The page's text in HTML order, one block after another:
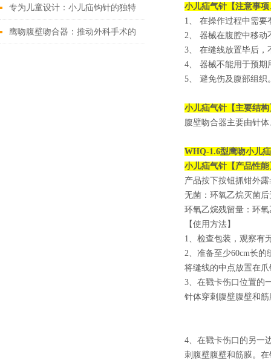
门无损检测
专为儿童设计：小儿疝钩针的独特
之处
鹰吻腹壁吻合器：推动外科手术的
小儿疝气针 【注意事
1、 在操作过程中需要
2、 器械在腹腔中移动
3、 在缝线放置毕后，
4、 器械不能用于预期
5、 避免伤及腹部组织
小儿疝气针 【主要结
腹壁吻合器主要由针
WHQ-1.6型鹰吻小儿
小儿疝气针 【产品性
产品按下按钮抓钳外
无菌：环氧乙烷灭菌后
环氧乙烷残留量：环
【使用方法】
1、检查包装，观察有
2、准备至少60cm长
将缝线的中点放置在
3、在戳卡伤口位置的
针体穿刺腹壁腹壁和
4、在戳卡伤口的另一
刺腹壁腹壁和筋膜。